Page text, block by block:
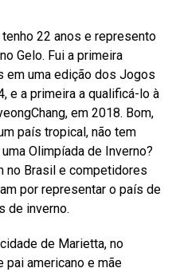
22 anos e represento
Gelo. Fui a primeira
em uma edição dos Jogos
e a primeira a qualificá-lo à
em 2018. Bom,
país tropical, não tem
Olimpíada de Inverno?
no Brasil e competidores
por representar o país de
de inverno.
de Marietta, no
pai americano e mãe